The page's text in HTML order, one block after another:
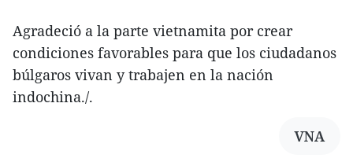
Agradeció a la parte vietnamita por crear
condiciones favorables para que los ciudadanos
búlgaros vivan y trabajen en la nación
indochina./.
VNA